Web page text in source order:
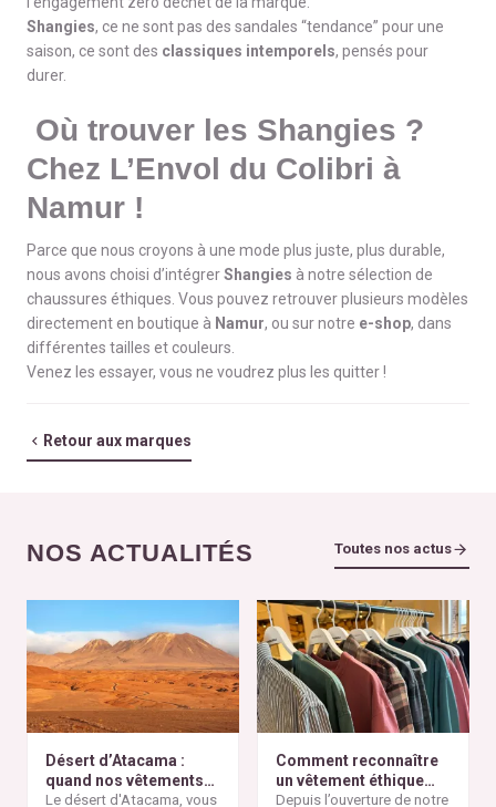
Shangies, ce ne sont pas des sandales “tendance” pour une
saison, ce sont des classiques intemporels, pensés pour
durer.
Où trouver les Shangies ?
Chez L’Envol du Colibri à
Namur !
Parce que nous croyons à une mode plus juste, plus durable,
nous avons choisi d’intégrerShangies à notre sélection de
chaussures éthiques. Vous pouvez retrouver plusieurs modèles
directement en boutique à Namur, ou sur notre e-shop, dans
différentes tailles et couleurs.
Venez les essayer, vous ne voudrez plus les quitter !
Retour aux marques
NOS ACTUALITÉS Toutes nos actus
Désert d’Atacama :
quand nos vêtements
finissent à l’autre bout
Le désert d'Atacama, vous
Comment reconnaître
un vêtement éthique
selon nos critères ?
Depuis l’ouverture de notre